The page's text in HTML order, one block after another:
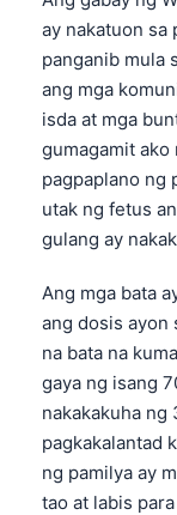
ay nakatuon sa
panganib mula
ang mga
isda at mga
gumagamit ako
pagpaplano ng
utak ng fetus
gulang ay
Ang mga bata
ang dosis ayon
na bata na
gaya ng isang
nakakakuha ng
pagkakalantad
ng pamilya ay
tao at labis
සිංහල
অসমীয়া
Galego
Latviešu
Euskara
Gàidhlig
Occitan
المغربية
Afrikaans
Монгол
ພາສາລາວ
Basa Jawa